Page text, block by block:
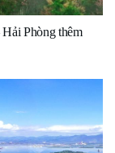
Phòng thêm